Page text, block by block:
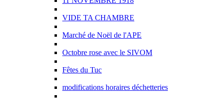
VIDE TA CHAMBRE
Marché de Noël de l'APE
Octobre rose avec le SIVOM
Fêtes du Tuc
modifications horaires déchetteries